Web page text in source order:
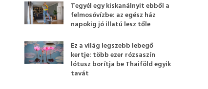
Tegyél egy kiskanálnyit ebből a
felmosóvízbe: az egész ház
napokig jó illatú lesz tőle
Ez a világ legszebb lebegő
kertje: több ezer rózsaszín
lótusz borítja be Thaiföld egyik
tavát